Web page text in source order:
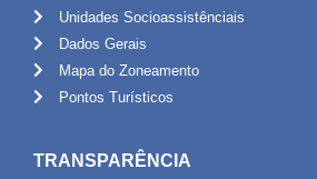
Unidades Socioassistênciais
Dados Gerais
Mapa do Zoneamento
Pontos Turísticos
TRANSPARÊNCIA